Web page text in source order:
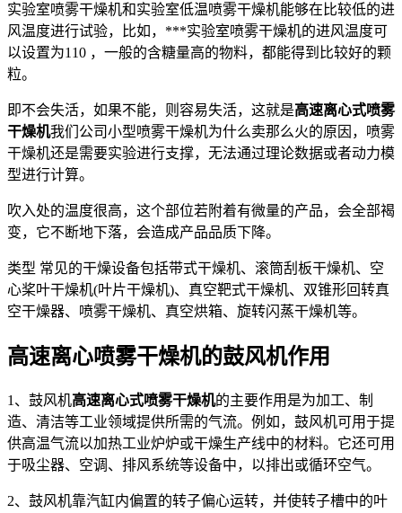
实验室喷雾干燥机和实验室低温喷雾干燥机能够在比较低的进
风温度进行试验，比如，***实验室喷雾干燥机的进风温度可
以设置为110 ，一般的含糖量高的物料，都能得到比较好的颗
粒。
即不会失活，如果不能，则容易失活，这就是高速离心式喷雾
干燥机我们公司小型喷雾干燥机为什么卖那么火的原因，喷雾
干燥机还是需要实验进行支撑，无法通过理论数据或者动力模
型进行计算。
吹入处的温度很高，这个部位若附着有微量的产品，会全部褐
变，它不断地下落，会造成产品品质下降。
类型 常见的干燥设备包括带式干燥机、滚筒刮板干燥机、空
心桨叶干燥机(叶片干燥机)、真空靶式干燥机、双锥形回转真
空干燥器、喷雾干燥机、真空烘箱、旋转闪蒸干燥机等。
高速离心喷雾干燥机的鼓风机作用
1、鼓风机高速离心式喷雾干燥机的主要作用是为加工、制
造、清洁等工业领域提供所需的气流。例如，鼓风机可用于提
供高温气流以加热工业炉炉或干燥生产线中的材料。它还可用
于吸尘器、空调、排风系统等设备中，以排出或循环空气。
2、鼓风机靠汽缸内偏置的转子偏心运转，并使转子槽中的叶